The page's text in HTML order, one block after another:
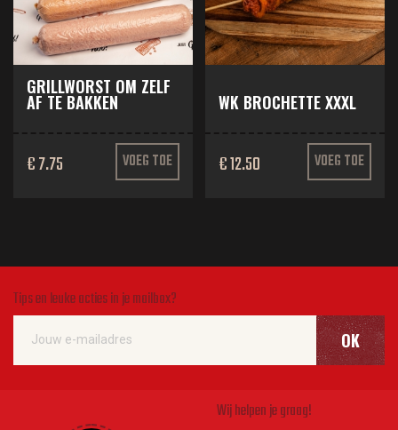
GRILLWORST OM ZELF
AF TE BAKKEN
€ 7.75 VOEG TOE
WK BROCHETTE XXXL
€ 12.50 VOEG TOE
Tips en leuke acties in je mailbox?
OK
Wij helpen je graag!